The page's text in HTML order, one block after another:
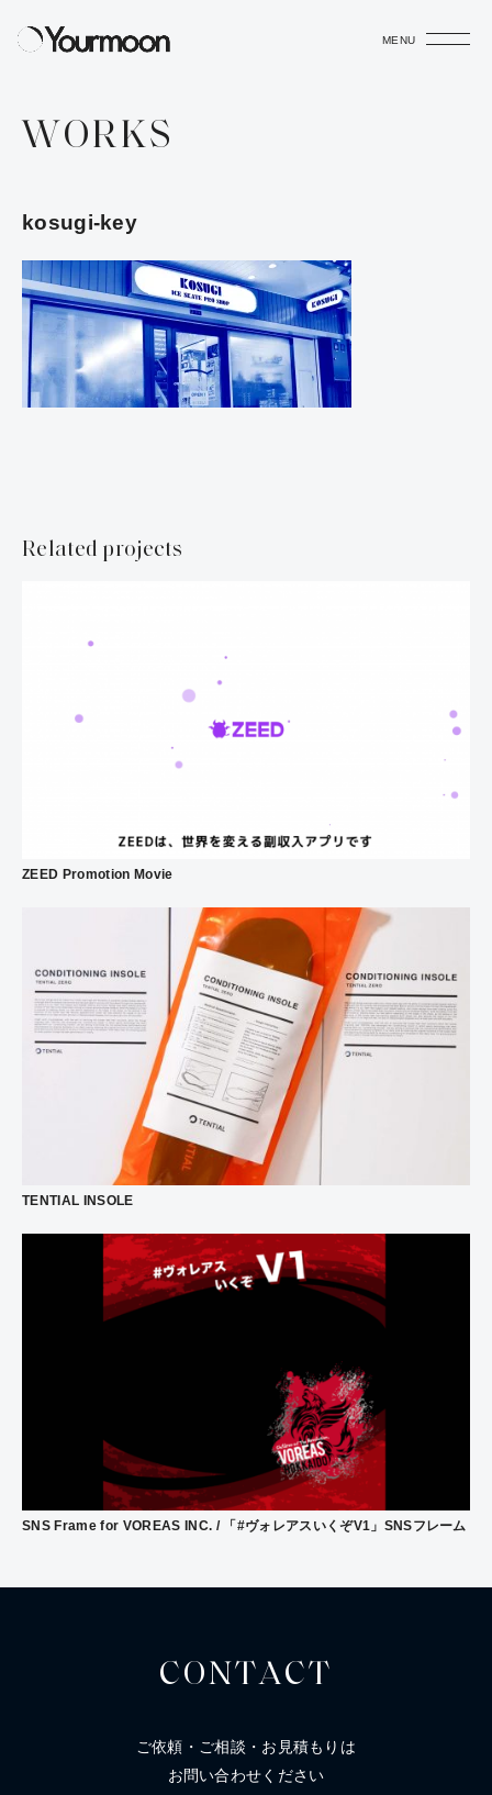
MENU
WORKS
kosugi-key
Related projects
ZEED Promotion Movie
TENTIAL INSOLE
SNS Frame for VOREAS INC. / 「#ヴォレアスいくぞV1」SNSフレーム
CONTACT
ご依頼・ご相談・お見積もりは
お問い合わせください